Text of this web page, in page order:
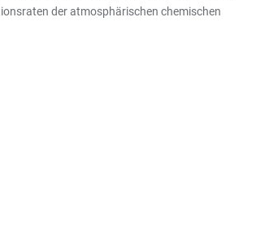
der atmosphärischen chemischen